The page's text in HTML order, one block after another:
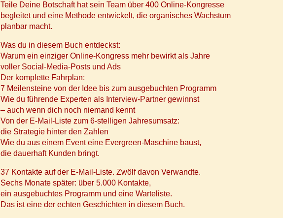
Teile Deine Botschaft hat sein Team über 400 Online-Kongresse
begleitet und eine Methode entwickelt, die organisches Wachstum
planbar macht.
Was du in diesem Buch entdeckst:
Warum ein einziger Online-Kongress mehr bewirkt als Jahre
voller Social-Media-Posts und Ads
Der komplette Fahrplan:
7 Meilensteine von der Idee bis zum ausgebuchten Programm
Wie du führende Experten als Interview-Partner gewinnst
– auch wenn dich noch niemand kennt
Von der E-Mail-Liste zum 6-stelligen Jahresumsatz:
die Strategie hinter den Zahlen
Wie du aus einem Event eine Evergreen-Maschine baust,
die dauerhaft Kunden bringt.
37 Kontakte auf der E-Mail-Liste. Zwölf davon Verwandte.
Sechs Monate später: über 5.000 Kontakte,
ein ausgebuchtes Programm und eine Warteliste.
Das ist eine der echten Geschichten in diesem Buch.